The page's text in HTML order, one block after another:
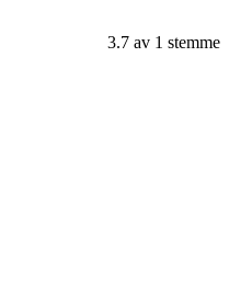
3.7 av 1 stemme